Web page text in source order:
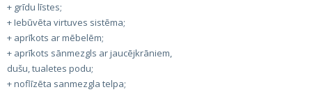
+ grīdu līstes;
+ Iebūvēta virtuves sistēma;
+ aprīkots ar mēbelēm;
+ aprīkots sānmezgls ar jaucējkrāniem,
dušu, tualetes podu;
+ noflīzēta sanmezgla telpa;